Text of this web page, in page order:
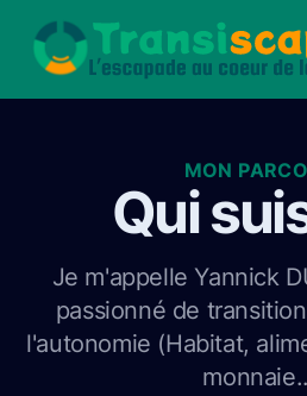
MON
Qui
Je m'appelle Yannick
passionné de
l'autonomie (Habitat,